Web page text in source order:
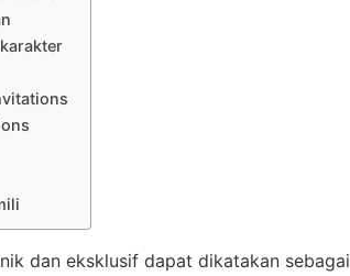
dan eksklusif dapat dikatakan sebagai